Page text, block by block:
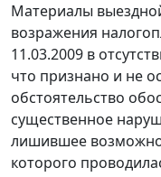
Материалы
возражения
11.03.2009 в
что признано и не
обстоятельство
существенное
лишившее
которого